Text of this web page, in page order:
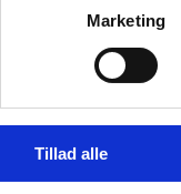
Marketing
Tillad alle